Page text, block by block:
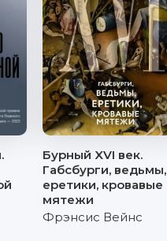
Бурный XVI век.
Габсбурги, ведьмы,
еретики, кровавые
мятежи
Фрэнсис Вейнс